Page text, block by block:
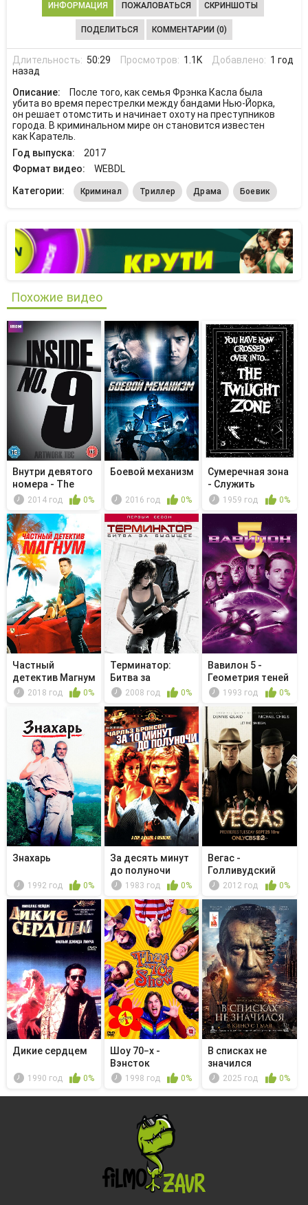
ИНФОРМАЦИЯ ПОЖАЛОВАТЬСЯ СКРИНШОТЫ
ПОДЕЛИТЬСЯ КОММЕНТАРИИ (0)
Длительность: 50:29 Просмотров: 1.1K Добавлено: 1 год
назад
Описание:
После того, как семья Фрэнка Касла была
убита во время перестрелки между бандами Нью-Йорка,
он решает отомстить и начинает охоту на преступников
города. В криминальном мире он становится известен
как Каратель.
Год выпуска:
2017
Формат видео:
WEBDL
Категории:
Криминал Триллер Драма Боевик
Похожие видео
Внутри девятого
номера - The
Curse of...
2014 год 0%
Боевой механизм
2016 год 0%
Сумеречная зона
- Служить
человеку
1959 год 0%
Частный
детектив Магнум
- The Night H...
2018 год 0%
Терминатор:
Битва за
будущее - Песни
2008 год 0%
Вавилон 5 -
Геометрия теней
1993 год 0%
Знахарь
1992 год 0%
За десять минут
до полуночи
1983 год 0%
Вегас -
Голливудский
финал2012 год 0%
Дикие сердцем
1990 год 0%
Шоу 70−х -
Вэнсток
1998 год 0%
В списках не
значился
2025 год 0%